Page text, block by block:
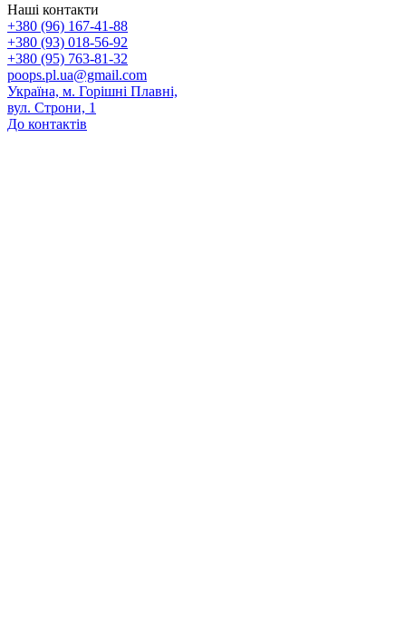
Наші контакти
+380 (96) 167-41-88
+380 (93) 018-56-92
+380 (95) 763-81-32
poops.pl.ua@gmail.com
Україна, м. Горішні Плавні,
вул. Строни, 1
До контактів